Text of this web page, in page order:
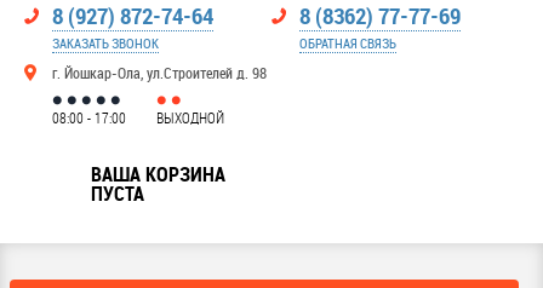
8 (927) 872-74-64
ЗАКАЗАТЬ ЗВОНОК
г. Йошкар-Ола, ул.Строителей д. 98
8 (8362) 77-77-69
ОБРАТНАЯ СВЯЗЬ
08:00 - 17:00 ВЫХОДНОЙ
ВАША КОРЗИНА
ПУСТА